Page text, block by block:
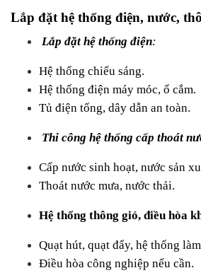
Lắp đặt hệ thống điện, nước,
Lắp đặt hệ thống điện:
Hệ thống chiếu sáng.
Hệ thống điện máy móc, ổ cắm.
Tủ điện tổng, dây dẫn an toàn.
Thi công hệ thống cấp thoát
Cấp nước sinh hoạt, nước sản
Thoát nước mưa, nước thải.
Hệ thống thông gió, điều hòa
Quạt hút, quạt đẩy, hệ thống
Điều hòa công nghiệp nếu cần.